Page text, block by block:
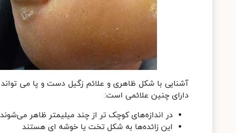
آشنایی با شکل ظاهری و علائم زگیل دست و پا می تواند
دارای چنین علائمی است:
در اندازه‌های کوچک تر از چند میلیمتر ظاهر می‌شوند
این زائده‌ها به شکل تخت یا خوشه ای هستند